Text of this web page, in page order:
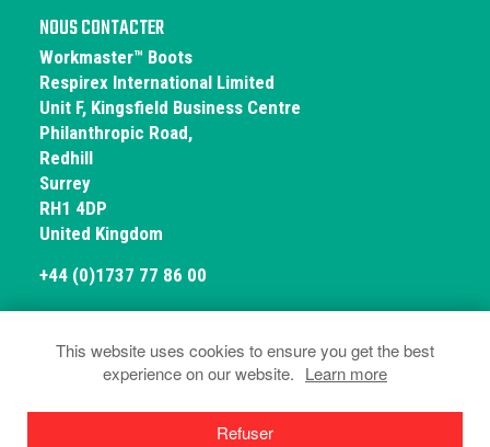
This website uses cookies to ensure you get the best
experience on our website. Learn more
Refuser
NOUS CONTACTER
Workmaster™ Boots
Respirex International Limited
Unit F, Kingsfield Business Centre
Philanthropic Road,
Redhill
Surrey
RH1 4DP
United Kingdom
+44 (0)1737 77 86 00
© Workmaster Boots 2026
Terms & Conditions